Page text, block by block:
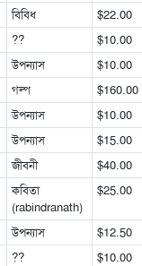
বিবিধ
$22.00
??
$10.00
উপন্যাস
$10.00
গল্প
$160.00
উপন্যাস
$10.00
উপন্যাস
$15.00
জীবনী
$40.00
কবিতা
(rabindranath)
$25.00
উপন্যাস
$12.50
??
$10.00